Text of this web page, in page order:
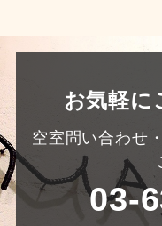
お気軽に
空室問い合わせ
03-